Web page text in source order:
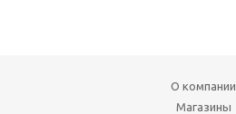
О компании
Магазины